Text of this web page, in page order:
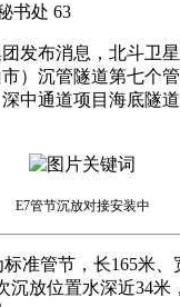
书处 63
发布消息，北斗卫
）沉管隧道第七个
中通道项目海底隧
E7管节沉放对接安装中
准管节，长165米、
沉放位置水深近34米